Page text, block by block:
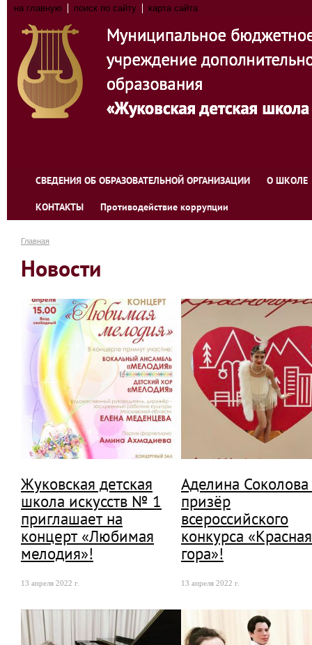
на главную поиск по сайту карта сайта
СВЕДЕНИЯ ОБ ОБРАЗОВАТЕЛЬНОЙ ОРГАНИЗАЦИИ О ШКОЛЕ
КОНТАКТЫ Противодействие коррупции
Главная
Новости
Жуковская детская
школа искусств № 1
приглашает на
концерт «Любимая
мелодия»!
13 апреля 2022 г.
Аделина
призёр
всероссийского
конкурса «Красная
гора»!
13 апреля 2022 г.